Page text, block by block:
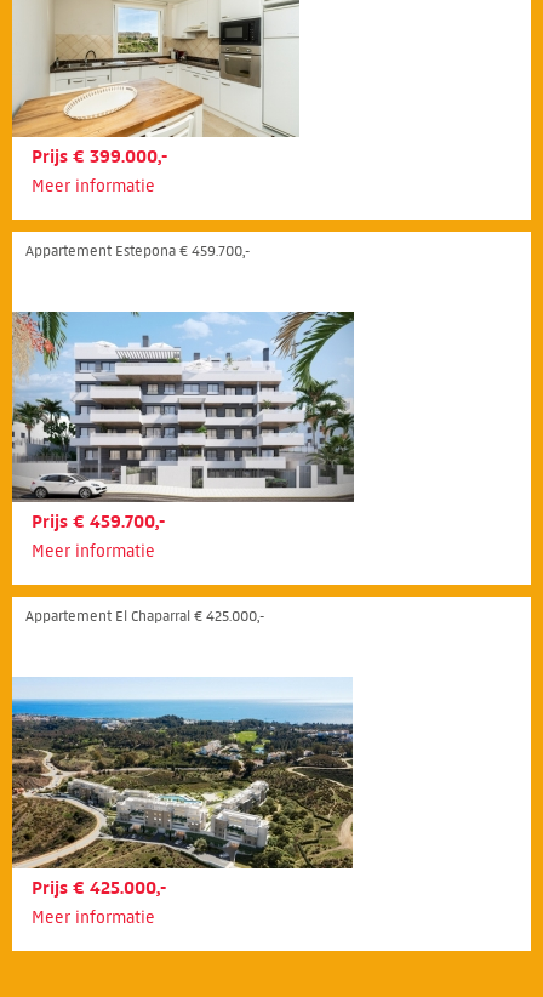
Prijs € 399.000,-
Meer informatie
Appartement Estepona € 459.700,-
Prijs € 459.700,-
Meer informatie
Appartement El Chaparral € 425.000,-
Prijs € 425.000,-
Meer informatie